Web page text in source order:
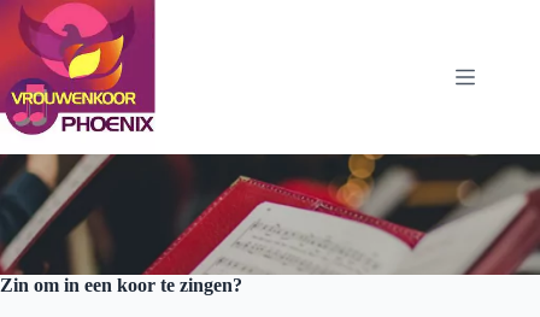
Ga
naar
inhoud
Zin om in een koor te zingen?